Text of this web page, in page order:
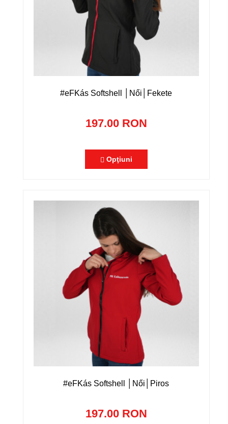
#eFKás Softshell │Női│Fekete
197.00 RON
Opţiuni
#eFKás Softshell │Női│Piros
197.00 RON